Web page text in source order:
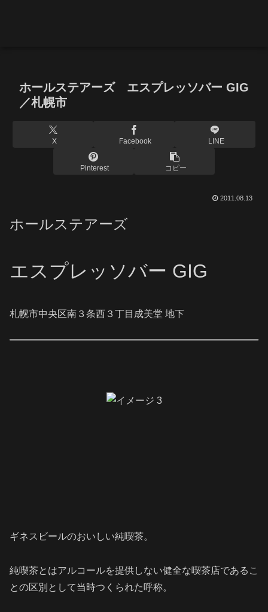
ホールステアーズ エスプレッソバー GIG
／札幌市
X Facebook LINE
Pinterest コピー
2011.08.13
ホールステアーズ
エスプレッソバー GIG
札幌市中央区南３条西３丁目成美堂 地下
ギネスビールのおいしい純喫茶。
純喫茶とはアルコールを提供しない健全な喫茶店であるこ
との区別として当時つくられた呼称。